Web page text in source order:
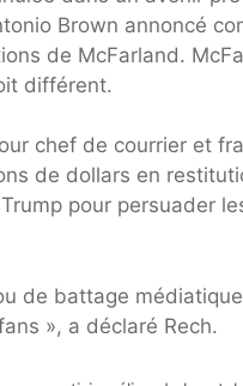
Brown annoncé
de McFarland.
différent.
chef de courrier et
de dollars en
pour persuader
de battage
», a déclaré Rech.